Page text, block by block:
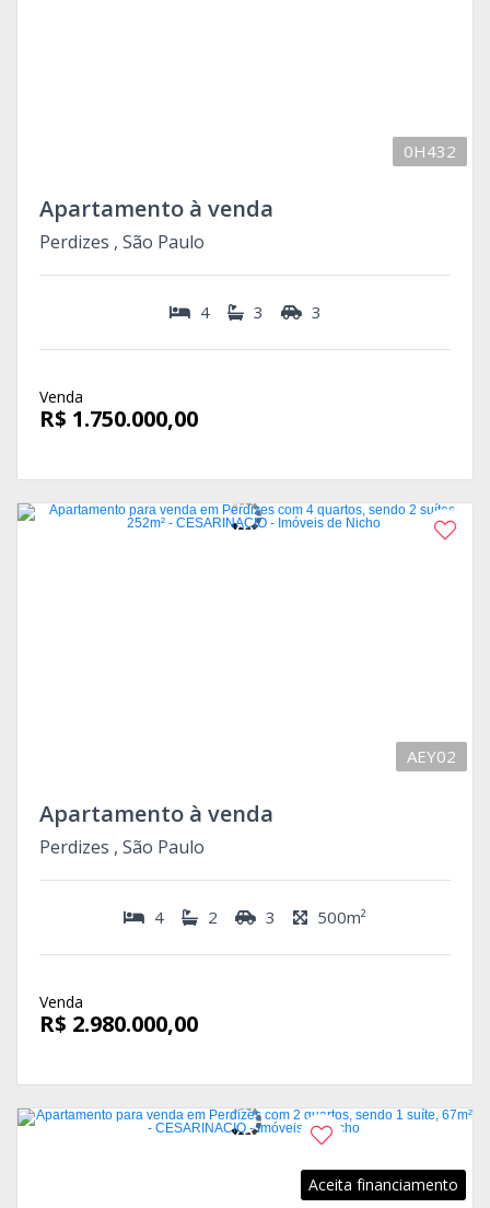
0H432
Apartamento à venda
Perdizes , São Paulo
4 3 3
Venda
R$ 1.750.000,00
AEY02
Apartamento à venda
Perdizes , São Paulo
4 2 3 500m²
Venda
R$ 2.980.000,00
Aceita financiamento